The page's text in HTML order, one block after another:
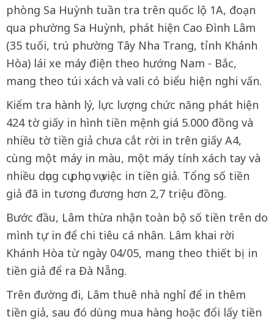
phòng Sa Huỳnh tuần tra trên quốc lộ 1A, đoạn
qua phường Sa Huỳnh, phát hiện Cao Đình Lâm
(35 tuổi, trú phường Tây Nha Trang, tỉnh Khánh
Hòa) lái xe máy điện theo hướng Nam - Bắc,
mang theo túi xách và vali có biểu hiện nghi vấn.
Kiểm tra hành lý, lực lượng chức năng phát hiện
424 tờ giấy in hình tiền mệnh giá 5.000 đồng và
nhiều tờ tiền giả chưa cắt rời in trên giấy A4,
cùng một máy in màu, một máy tính xách tay và
nhiều dụng cụ phục vụ việc in tiền giả. Tổng số tiền
giả đã in tương đương hơn 2,7 triệu đồng.
Bước đầu, Lâm thừa nhận toàn bộ số tiền trên do
mình tự in để chi tiêu cá nhân. Lâm khai rời
Khánh Hòa từ ngày 04/05, mang theo thiết bị in
tiền giả để ra Đà Nẵng.
Trên đường đi, Lâm thuê nhà nghỉ để in thêm
tiền giả, sau đó dùng mua hàng hoặc đổi lấy tiền